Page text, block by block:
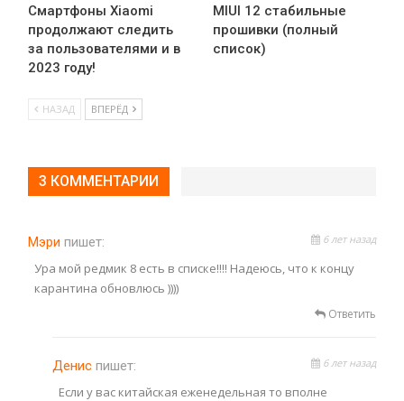
Смартфоны Xiaomi
продолжают следить
за пользователями и в
2023 году!
MIUI 12 стабильные
прошивки (полный
список)
НАЗАД ВПЕРЁД
3 КОММЕНТАРИИ
Мэри пишет: 6 лет назад
Ура мой редмик 8 есть в списке!!!! Надеюсь, что к концу
карантина обновлюсь ))))
Ответить
Дениспишет: 6 лет назад
Если у вас китайская еженедельная то вполне